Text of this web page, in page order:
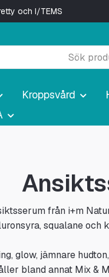
och I/TEMS
Kroppsvård
från i+m
squalane
glow, jämnare
bland annat Mix